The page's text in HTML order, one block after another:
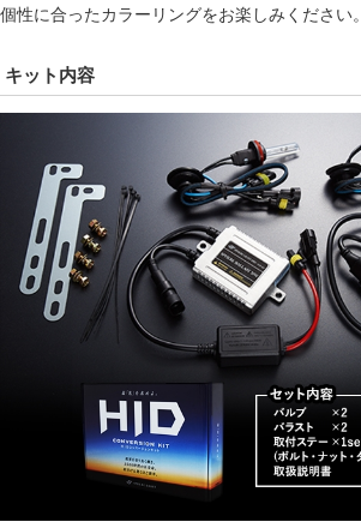
個性に合ったカラーリングをお楽しみください。
キット内容